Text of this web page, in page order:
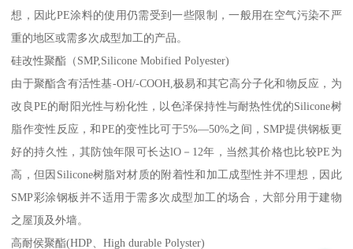
想，因此PE涂料的使用仍需受到一些限制，一般用在空气污染不严
重的地区或需多次成型加工的产品。
硅改性聚酯（SMP,Silicone Mobified Polyester)
由于聚酯含有活性基-OH/-COOH,极易和其它高分子化和物反应，为
改良PE的耐阳光性与粉化性，以色泽保持性与耐热性优的Silicone树
脂作变性反应，和PE的变性比可于5%—50%之间，SMP提供钢板更
好的持久性，其防蚀年限可长达lO－12年，当然其价格也比较PE为
高，但因Silicone树脂对材质的附着性和加工成型性并不理想，因此
SMP彩涂钢板并不适用于需多次成型加工的场合，大部分用于建物
之屋顶及外墙。
高耐侯聚酯(HDP、High durable Polyster)